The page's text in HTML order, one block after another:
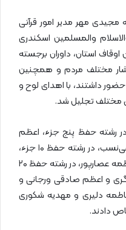
مجیدی مهر مدیر امور قرآنی
والمسلمین اسکندری
استان، داوران برجسته
مختلف مردم و همچنین
داشتند، با اهدای لوح و
مختلف تجلیل شد.
رشته حفظ پنج جزء، اعظم
رنجبر کریمی، سمیه زارع و فاطمه تقی‌نسب، در رشته حفظ ۱۰ جزء،
طیبه معماریان، فاطمه طبسی و فاطمه عصارپور، در رشته حفظ ۲۰
و اعظم صادقی ورجانی و
دلیری و مهدیه شکوری
دادند.